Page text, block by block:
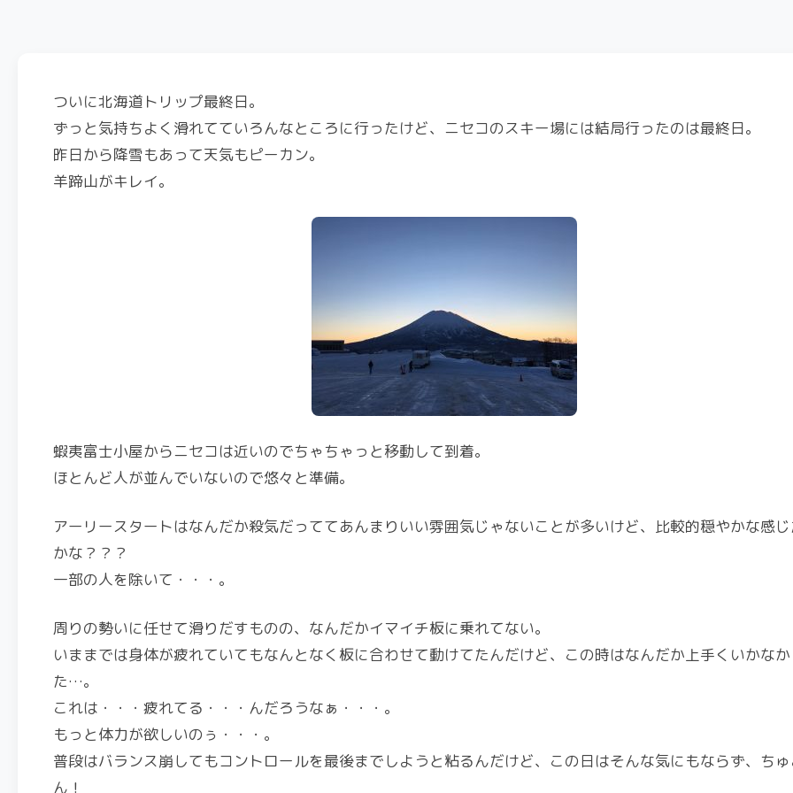
ついに北海道トリップ最終日。
ずっと気持ちよく滑れてていろんなところに行ったけど、ニセコのスキー場には結局行ったのは最終日。
昨日から降雪もあって天気もピーカン。
羊蹄山がキレイ。
蝦夷富士小屋からニセコは近いのでちゃちゃっと移動して到着。
ほとんど人が並んでいないので悠々と準備。
アーリースタートはなんだか殺気だっててあんまりいい雰囲気じゃないことが多いけど、比較的穏やかな感
かな？？？
一部の人を除いて・・・。
周りの勢いに任せて滑りだすものの、なんだかイマイチ板に乗れてない。
いままでは身体が疲れていてもなんとなく板に合わせて動けてたんだけど、この時はなんだか上手くいかな
た…。
これは・・・疲れてる・・・んだろうなぁ・・・。
もっと体力が欲しいのぅ・・・。
普段はバランス崩してもコントロールを最後までしようと粘るんだけど、この日はそんな気にもならず、ち
ん！